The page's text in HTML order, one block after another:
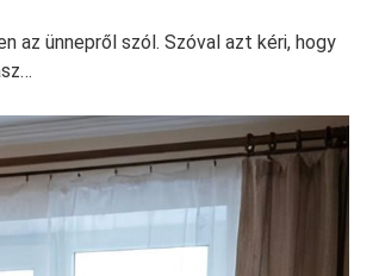
az ünnepről szól. Szóval azt kéri, hogy